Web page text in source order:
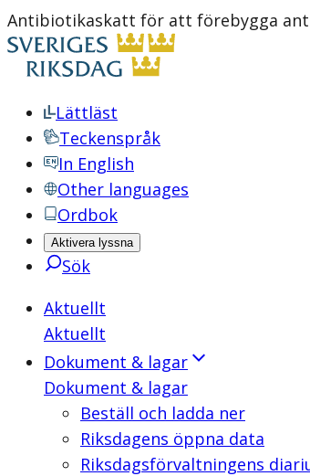
Antibiotikaskatt för att förebygga
Lättläst
Teckenspråk
In English
Other languages
Ordbok
Aktivera lyssna
Sök
Aktuellt
Aktuellt
Dokument & lagar
Dokument & lagar
Beställ och ladda ner
Riksdagens öppna data
Riksdagsförvaltningens